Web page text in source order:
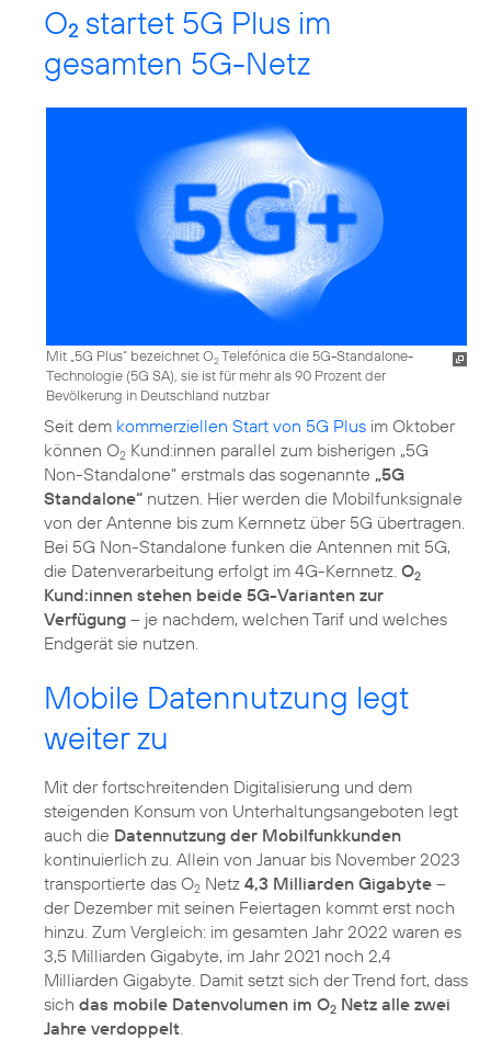
O2 startet 5G Plus im
gesamten 5G-Netz
Mit „5G Plus“ bezeichnet O2Telefónica die 5G-Standalone-
Technologie (5G SA), sie ist für mehr als 90 Prozent der
Bevölkerung in Deutschland nutzbar
Seit dem kommerziellen Start von 5G Plus im Oktober
können O2 Kund:innen parallel zum bisherigen „5G
Non-Standalone“ erstmals das sogenannte „5G
Standalone“ nutzen. Hier werden die Mobilfunksignale
von der Antenne bis zum Kernnetz über 5G übertragen.
Bei 5G Non-Standalone funken die Antennen mit 5G,
die Datenverarbeitung erfolgt im 4G-Kernnetz. O2
Kund:innen stehen beide 5G-Varianten zur
Verfügung – je nachdem, welchen Tarif und welches
Endgerät sie nutzen.
Mobile Datennutzung legt
weiter zu
Mit der fortschreitenden Digitalisierung und dem
steigenden Konsum von Unterhaltungsangeboten legt
auch die Datennutzung der Mobilfunkkunden
kontinuierlich zu. Allein von Januar bis November 2023
transportierte das O2 Netz 4,3 Milliarden Gigabyte –
der Dezember mit seinen Feiertagen kommt erst noch
hinzu. Zum Vergleich: im gesamten Jahr 2022 waren es
3,5 Milliarden Gigabyte, im Jahr 2021 noch 2,4
Milliarden Gigabyte. Damit setzt sich der Trend fort, dass
sich das mobile Datenvolumen im O2 Netz alle zwei
Jahre verdoppelt